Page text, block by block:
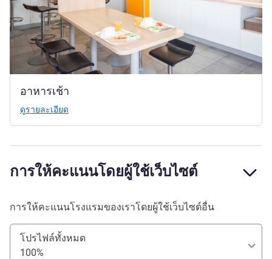
อาหารเช้า
ดูรายละเอียด
การให้คะแนนโดยผู้ใช้เว็บไซต์
การให้คะแนนโรงแรมของเราโดยผู้ใช้เว็บไซต์อื่น
โปรไฟล์ทั้งหมด
100%